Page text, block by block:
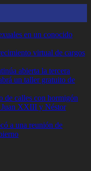
en un conocido
virtual de cargos
abierta la tercera
un taller gratuito de
de calles con hormigón
Juan XXIII y Néstor
a una reunión de